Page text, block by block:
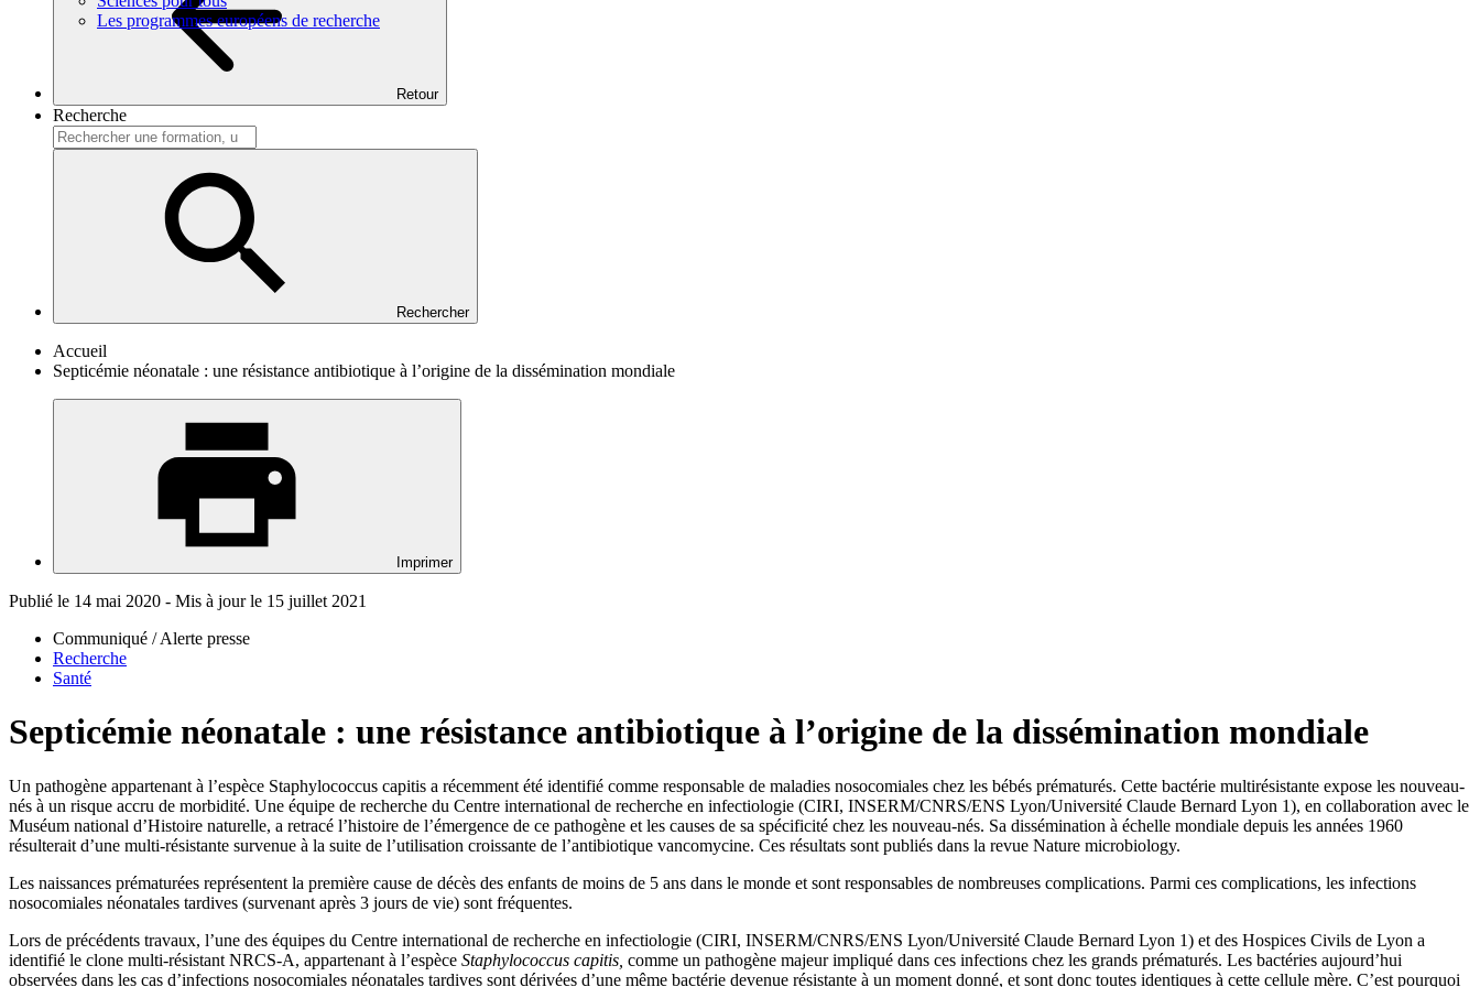
Les programmes européens de recherche
Retour
Recherche
Rechercher
Accueil
Septicémie néonatale : une résistance antibiotique à l’origine de la dissémination mondiale
Imprimer
Publié le 14 mai 2020 - Mis à jour le 15 juillet 2021
Communiqué / Alerte presse
Recherche
Santé
Septicémie néonatale : une résistance antibiotique à l’origine de la dissémination mondiale
Un pathogène appartenant à l’espèce Staphylococcus capitis a récemment été identifié comme responsable de maladies nosocomiales chez les bébés prématurés. Cette bactérie multirésistante expose les nouveau-
nés à un risque accru de morbidité. Une équipe de recherche du Centre international de recherche en infectiologie (CIRI, INSERM/CNRS/ENS Lyon/Université Claude Bernard Lyon 1), en collaboration avec le
Muséum national d’Histoire naturelle, a retracé l’histoire de l’émergence de ce pathogène et les causes de sa spécificité chez les nouveau-nés. Sa dissémination à échelle mondiale depuis les années 1960
résulterait d’une multi-résistante survenue à la suite de l’utilisation croissante de l’antibiotique vancomycine. Ces résultats sont publiés dans la revue Nature microbiology.
Les naissances prématurées représentent la première cause de décès des enfants de moins de 5 ans dans le monde et sont responsables de nombreuses complications. Parmi ces complications, les infections
nosocomiales néonatales tardives (survenant après 3 jours de vie) sont fréquentes.
Lors de précédents travaux, l’une des équipes du Centre international de recherche en infectiologie (CIRI, INSERM/CNRS/ENS Lyon/Université Claude Bernard Lyon 1) et des Hospices Civils de Lyon a
identifié le clone multi-résistant NRCS-A, appartenant à l’espèce Staphylococcus capitis, comme un pathogène majeur impliqué dans ces infections chez les grands prématurés. Les bactéries aujourd’hui
observées dans les cas d’infections nosocomiales néonatales tardives sont dérivées d’une même bactérie devenue résistante à un moment donné, et sont donc toutes identiques à cette cellule mère. C’est pourquoi